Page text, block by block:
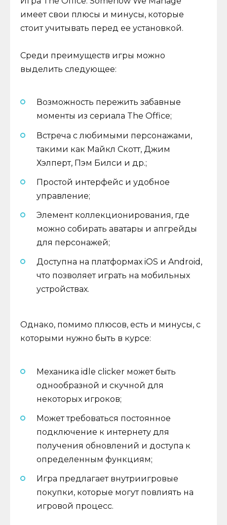
имеет свои плюсы и минусы, которые
стоит учитывать перед ее установкой.
Среди преимуществ игры можно
выделить следующее:
Возможность пережить забавные
моменты из сериала The Office;
Встреча с любимыми персонажами,
такими как Майкл Скотт, Джим
Хэлперт, Пэм Билси и др.;
Простой интерфейс и удобное
управление;
Элемент коллекционирования, где
можно собирать аватары и апгрейды
для персонажей;
Доступна на платформах iOS и Android,
что позволяет играть на мобильных
устройствах.
Однако, помимо плюсов, есть и минусы, с
которыми нужно быть в курсе:
Механика idle clicker может быть
однообразной и скучной для
некоторых игроков;
Может требоваться постоянное
подключение к интернету для
получения обновлений и доступа к
определенным функциям;
Игра предлагает внутриигровые
покупки, которые могут повлиять на
игровой процесс.